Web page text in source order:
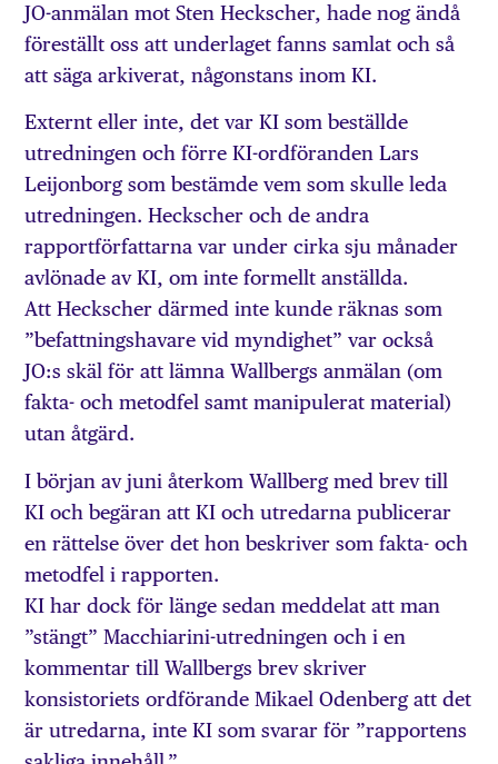
JO-anmälan mot Sten Heckscher, hade nog ändå
föreställt oss att underlaget fanns samlat och så
att säga arkiverat, någonstans inom KI.
Externt eller inte, det var KI som beställde
utredningen och förre KI-ordföranden Lars
Leijonborg som bestämde vem som skulle leda
utredningen. Heckscher och de andra
rapportförfattarna var under cirka sju månader
avlönade av KI, om inte formellt anställda.
Att Heckscher därmed inte kunde räknas som
”befattningshavare vid myndighet” var också
JO:s skäl för att lämna Wallbergs anmälan (om
fakta- och metodfel samt manipulerat material)
utan åtgärd.
I början av juni återkom Wallberg med brev till
KI och begäran att KI och utredarna publicerar
en rättelse över det hon beskriver som fakta- och
metodfel i rapporten.
KI har dock för länge sedan meddelat att man
”stängt” Macchiarini-utredningen och i en
kommentar till Wallbergs brev skriver
konsistoriets ordförande Mikael Odenberg att det
är utredarna, inte KI som svarar för ”rapportens